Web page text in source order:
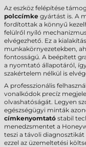
Az eszköz felépítése
polccímke gyártást is. A
fordítottak a könnyű
felülről nyíló
elvégezhető. Ez a
munkakörnyezetekben,
fontosságú. A beépített
a nyomtató állapotáról,
szakértelem nélkül is
A professzionális
vonalkódok precíz
olvashatóságát. Legyen
egészségügyi minták
címkenyomtató stabil
menedzsmentet a
teszi a távoli
ezzel az üzemeltetési